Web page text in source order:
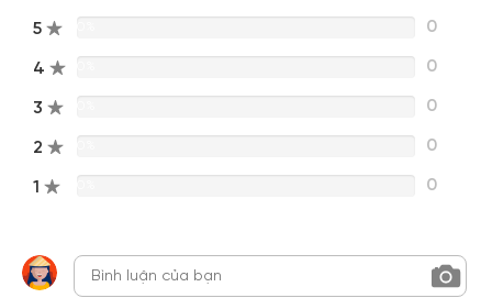
5 0
4 0
3 0
2 0
1 0